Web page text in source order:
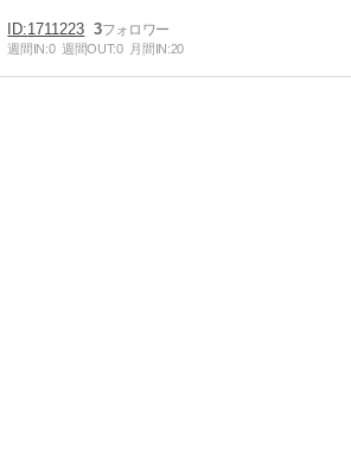
1711223 3
週間IN:0 週間OUT:0 月間IN:20